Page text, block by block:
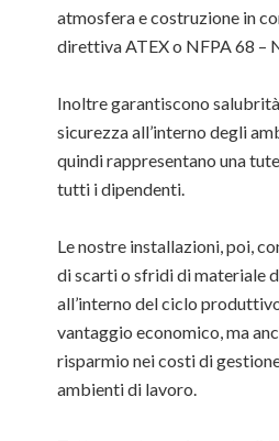
atmosfera e costruzione in
direttiva ATEX o NFPA 68 –
Inoltre garantiscono
sicurezza all’interno degli
quindi rappresentano una
tutti i dipendenti.
Le nostre installazioni, poi,
di scarti o sfridi di materiale
all’interno del ciclo
vantaggio economico, ma
risparmio nei costi di
ambienti di lavoro.